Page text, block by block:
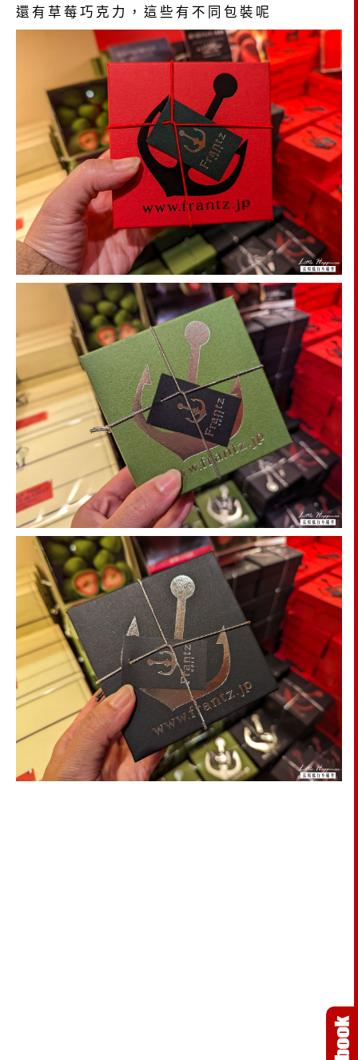
還有草莓巧克力，這些有不同包裝呢